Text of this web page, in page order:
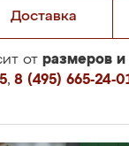
Доставка
от размеров и
, 8 (495) 665-24-